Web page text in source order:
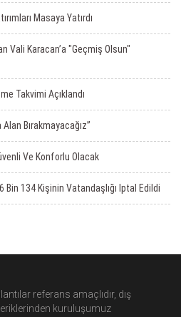
Masaya Yatırdı
Vali Karacan’a "Geçmiş Olsun"
Takvimi Açıklandı
Bırakmayacağız”
Ve Konforlu Olacak
Bin 134 Kişinin Vatandaşlığı Iptal Edildi
referans amaçlıdır, dış
kuruluşumuz